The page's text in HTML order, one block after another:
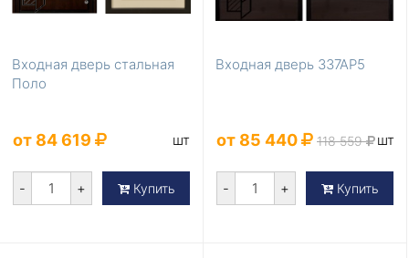
Входная дверь стальная
Поло
от 84 619 шт
- + Купить
Входная дверь 337АР5
от 85 440 118 559 шт
- + Купить